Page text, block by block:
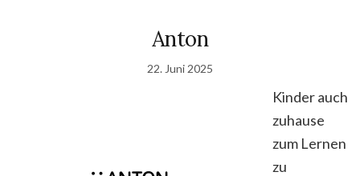
Anton
22. Juni 2025
Kinder auch
zuhause
zum Lernen
zu